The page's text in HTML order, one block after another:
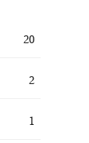
20
2
1